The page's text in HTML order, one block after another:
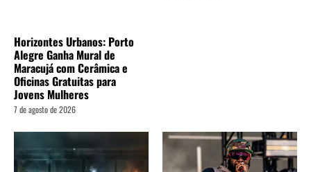
Horizontes Urbanos: Porto
Alegre Ganha Mural de
Maracujá com Cerâmica e
Oficinas Gratuitas para
Jovens Mulheres
7 de agosto de 2026